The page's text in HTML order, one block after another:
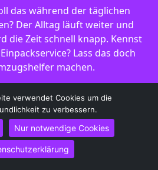
das während der täglichen
Der Alltag läuft weiter und
die Zeit schnell knapp. Kennst
Lass das doch
machen.
hat sich im Laufe der
Unter der Bezeichnung
verwendet Cookies um die
zu verbessern.
Nur notwendige Cookies